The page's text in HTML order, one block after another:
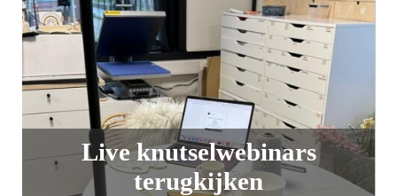
Live knutselwebinars
terugkijken